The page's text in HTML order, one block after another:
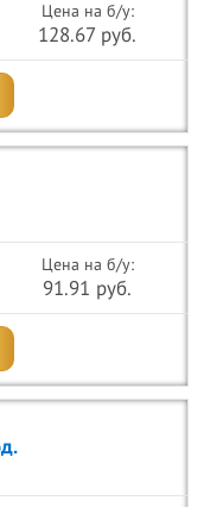
Цена на б/у:
128.67 руб.
Цена на б/у:
91.91 руб.